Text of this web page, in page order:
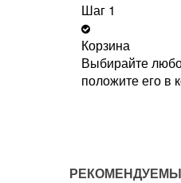
Шаг 1
Корзина
Выбирайте
положите его в